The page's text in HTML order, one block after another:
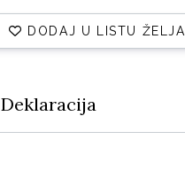
DODAJ U LISTU ŽELJA
Deklaracija